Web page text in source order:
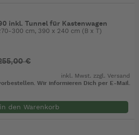
inkl. Tunnel für Kastenwagen
300 cm, 390 x 240 cm (B x T)
€
inkl. Mwst. zzgl.Versand
Wir informieren Dich per E-Mail.
in den Warenkorb